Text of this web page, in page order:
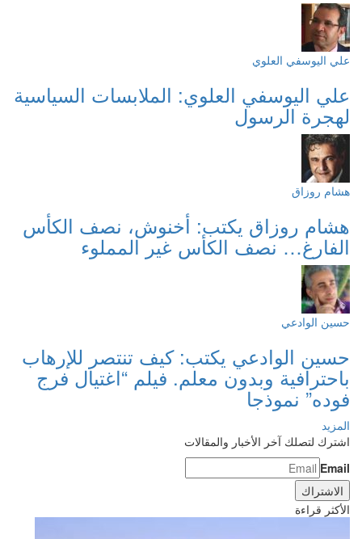
علي اليوسفي العلوي
علي اليوسفي العلوي: الملابسات السياسية
لهجرة الرسول
هشام روزاق
هشام روزاق يكتب: أخنوش، نصف الكأس
الفارغ… نصف الكأس غير المملوء
حسين الوادعي
حسين الوادعي يكتب: كيف تنتصر للإرهاب
باحترافية وبدون معلم. فيلم “اغتيال فرج
فوده” نموذجا
المزيد
اشترك لتصلك آخر الأخبار والمقالات
Email
الأكثر قراءة